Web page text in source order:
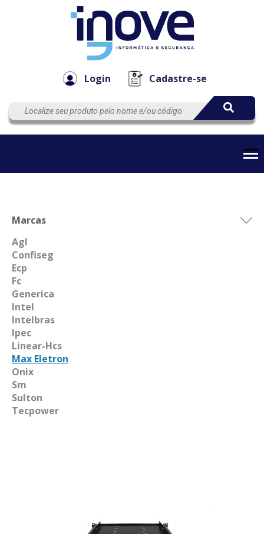
Login Cadastre-se
EmpresaAutomação
Marcas
Agl
Confiseg
Ecp
Fc
Generica
Intel
Intelbras
Ipec
Linear-Hcs
Max Eletron
Onix
Sm
Sulton
Tecpower